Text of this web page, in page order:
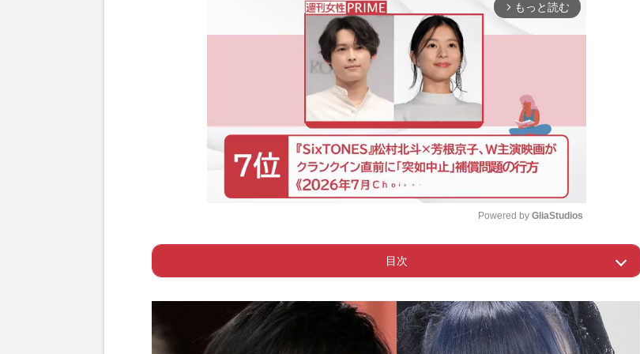
arrow_forward_ios もっと読む
t
e
Powered by GliaStudios
目次
Page 1 ー 《不倫を「きちんと交際」と表現するの草》